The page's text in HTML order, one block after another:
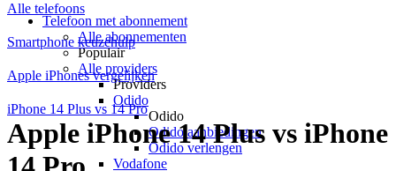
Telefoon met abonnement
Alle abonnementen
Populair
Alle providers
Providers
Odido
Odido
Odido aanbiedingen
Odido verlengen
Vodafone
Alle telefoons
Smartphone keuzehulp
Apple iPhones vergelijken
iPhone 14 Plus vs 14 Pro
Apple iPhone 14 Plus vs iPhone